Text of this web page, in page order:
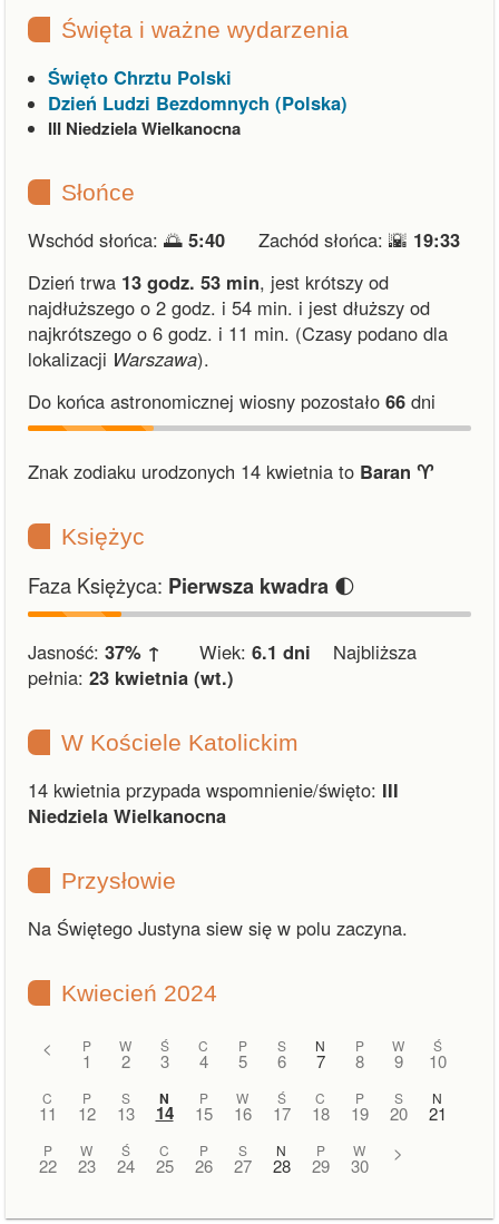
Święta i ważne wydarzenia
Święto Chrztu Polski
Dzień Ludzi Bezdomnych (Polska)
III Niedziela Wielkanocna
Słońce
Wschód słońca: 🌅 5:40 Zachód słońca: 🌇 19:33
Dzień trwa 13 godz. 53 min, jest krótszy od
najdłuższego o 2 godz. i 54 min. i jest dłuższy od
najkrótszego o 6 godz. i 11 min. (Czasy podano dla
lokalizacji Warszawa).
Do końca astronomicznej wiosny pozostało 66 dni
Znak zodiaku urodzonych 14 kwietnia to Baran ♈︎
Księżyc
Faza Księżyca: Pierwsza kwadra 🌓
Jasność: 37% ↑ Wiek: 6.1 dni Najbliższa
pełnia: 23 kwietnia (wt.)
W Kościele Katolickim
14 kwietnia przypada wspomnienie/święto: III
Niedziela Wielkanocna
Przysłowie
Na Świętego Justyna siew się w polu zaczyna.
Kwiecień 2024
< P
1
W
2
Ś
3
C
4
P
5
S
6
N
7
P
8
W
9
Ś
10
C
11
P
12
S
13
N
14
P
15
W
16
Ś
17
C
18
P
19
S
20
N
21
P
22
W
23
Ś
24
C
25
P
26
S
27
N
28
P
29
W
30
>